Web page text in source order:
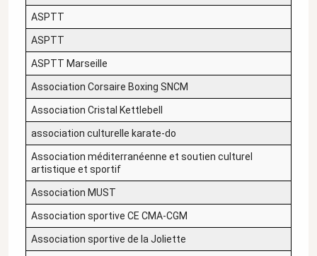
ASPTT
ASPTT
ASPTT Marseille
Association Corsaire Boxing SNCM
Association Cristal Kettlebell
association culturelle karate-do
Association méditerranéenne et soutien culturel
artistique et sportif
Association MUST
Association sportive CE CMA-CGM
Association sportive de la Joliette